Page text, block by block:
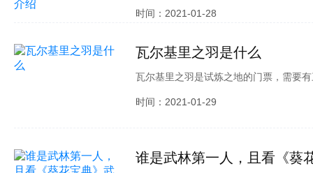
今天简单介绍一下活动的相关情况，希
时间：2021-01-28
瓦尔基里之羽是什么
瓦尔基里之羽是试炼之地的门票，需要
瓦尔基里，给予她金币，瓦尔基里就会
时间：2021-01-29
谁是武林第一人，且看《葵